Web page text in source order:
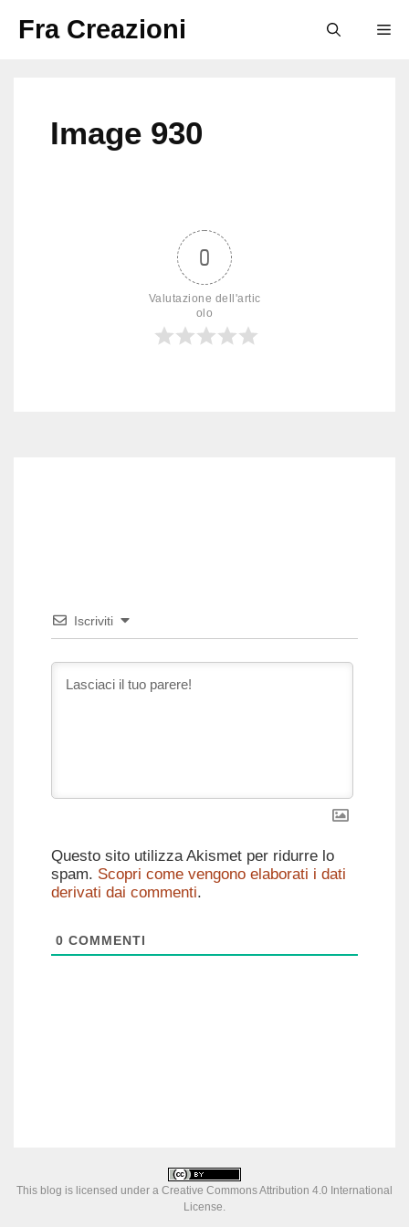
Fra Creazioni
Image 930
0
Valutazione dell'artic
olo
Iscriviti
Questo sito utilizza Akismet per ridurre lo
spam. Scopri come vengono elaborati i dati
derivati dai commenti.
0 COMMENTI
This blog is licensed under a Creative Commons Attribution 4.0 International
License.